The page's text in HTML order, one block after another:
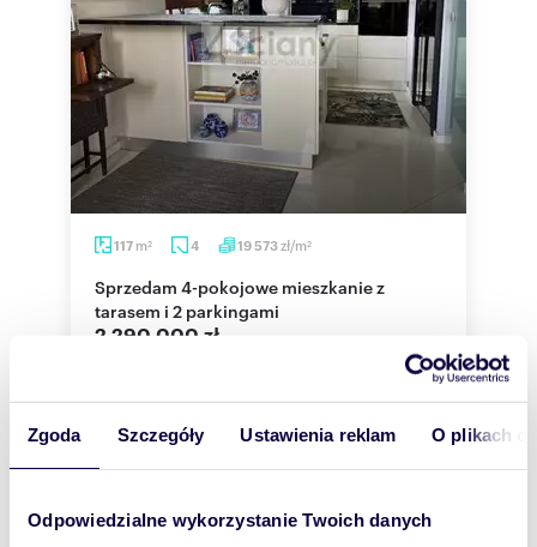
Zgoda Szczegóły Ustawienia reklam O plikach
Odpowiedzialne wykorzystanie Twoich danych
117 m2 4 19 573zł/m2
Sprzedam 4-pokojowe mieszkanie z
tarasem i 2 parkingami
2 290 000 zł
mieszkanie Warszawa, Wilanów, Sarmacka
Szczegóły pod nr : 507-19-10-10Piękne i
Sa...